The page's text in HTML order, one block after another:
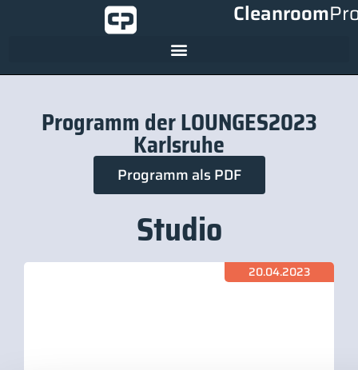
Cleanroom
Programm der LOUNGES2023
Karlsruhe
Programm als PDF
Studio
20.04.2023